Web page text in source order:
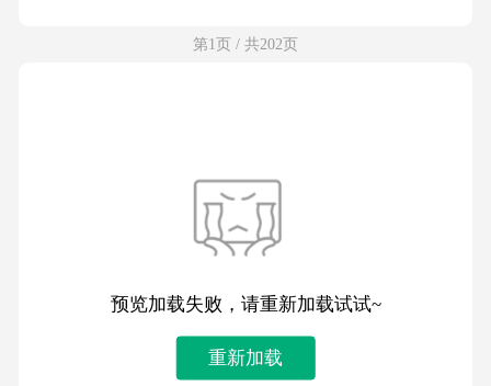
第1页 / 共202页
预览加载失败，请重新加载试试~
重新加载